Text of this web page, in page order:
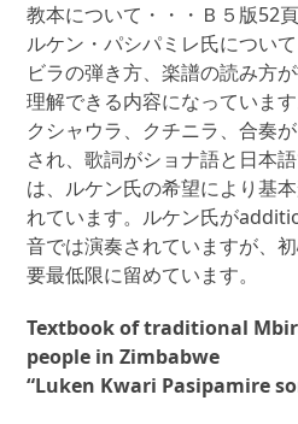
本
ジ
ン
バ
ブ
エ
シ
ョ
ナ
人
伝
統
的
教本について・・・Ｂ５版52
ルケン・パシパミレ氏につい
ビラの弾き方、楽譜の読み方
理解できる内容になっていま
クシャウラ、クチニラ、合奏
され、歌詞がショナ語と日本
は、ルケン氏の希望により基
れています。ルケン氏が
音では演奏されていますが、
要最低限に留めています。
Textbook of traditional
people in Zimbabwe
“Luken Kwari Pasipamire